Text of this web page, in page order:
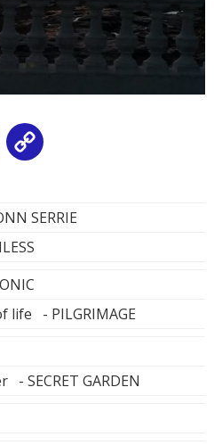
Email
SERRIE
life - PILGRIMAGE
SECRET GARDEN